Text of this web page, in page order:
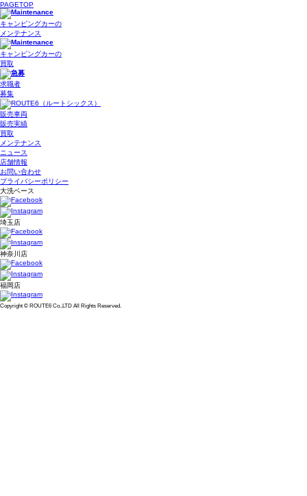
PAGETOP
キャンピングカーの
メンテナンス
キャンピングカーの
買取
求職者
募集
販売車両
販売実績
買取
メンテナンス
ニュース
店舗情報
お問い合わせ
プライバシーポリシー
大洗ベース
埼玉店
神奈川店
福岡店
Copyright © ROUTE6 Co.,LTD All Rights Reserved.